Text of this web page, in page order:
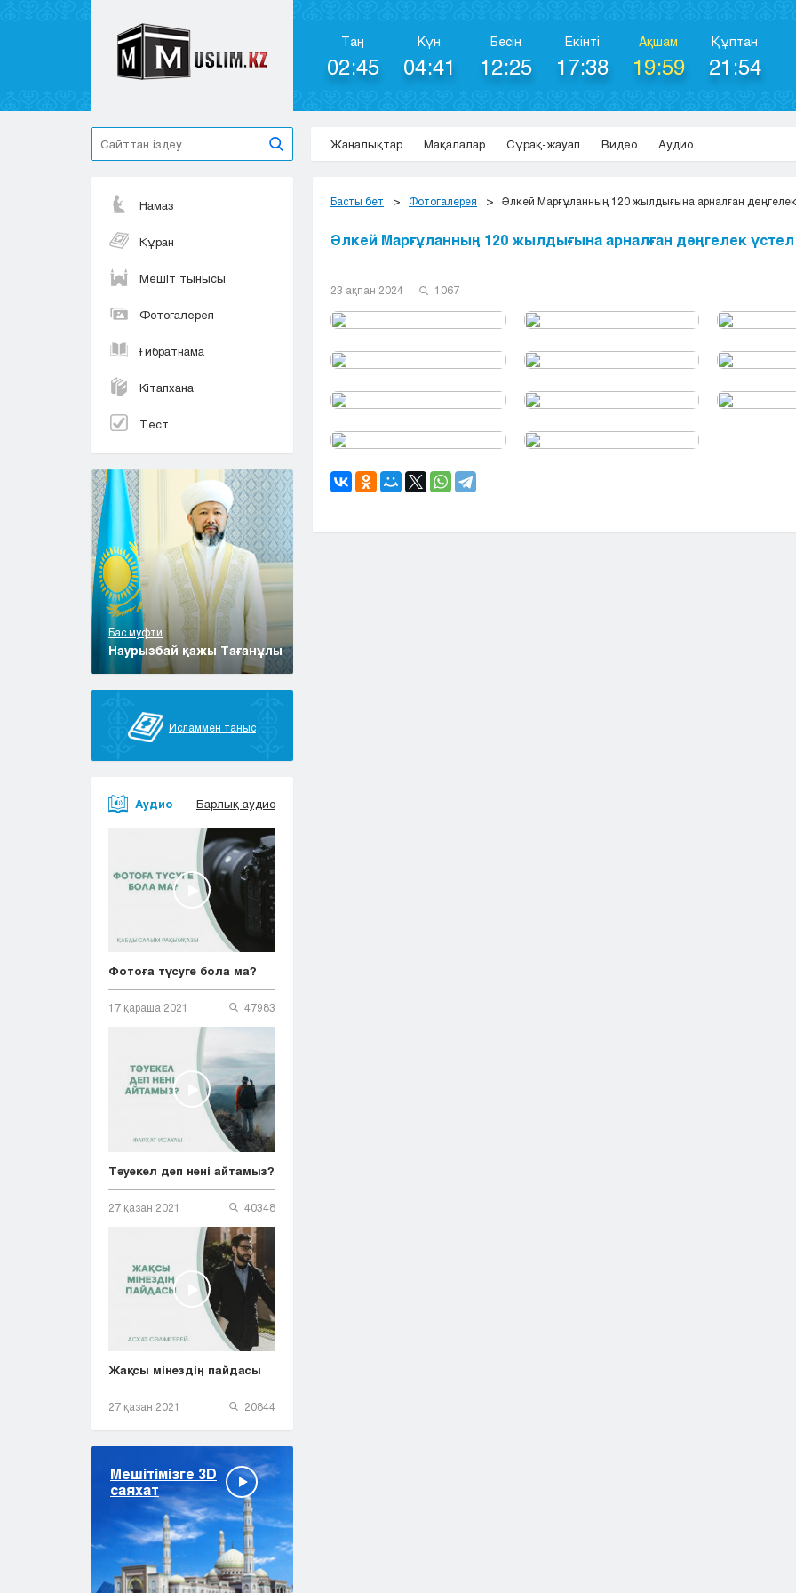
Таң
02:45
Күн
04:41
Бесін
12:25
Екінті
17:38
Ақшам
19:59
Құптан
21:54
Жаңалықтар Мақалалар Сұрақ-жауап Видео Аудио
Намаз
Құран
Мешіт тынысы
Фотогалерея
Ғибратнама
Кітапхана
Тест
Бас муфти
Наурызбай қажы Тағанұлы
Исламмен таныс
Аудио Барлық аудио
Фотоға түсуге бола ма?
17 қараша 2021 47983
Тәуекел деп нені айтамыз?
27 қазан 2021 40348
Жақсы мінездің пайдасы
27 қазан 2021 20844
Мешітімізге 3D
саяхат
Басты бет Фотогалерея Әлкей Марғұланның 120 жылдығына арналған дөңгелек
Әлкей Марғұланның 120 жылдығына арналған дөңгелек үстел
23 ақпан 2024 1067